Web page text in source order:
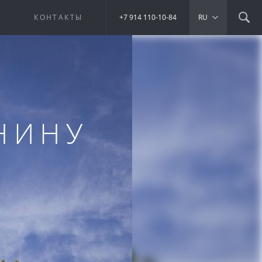
КОНТАКТЫ RU
+7 914 110-10-84